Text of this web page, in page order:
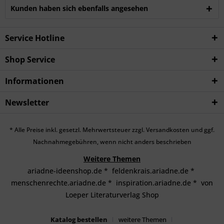
Kunden haben sich ebenfalls angesehen
Service Hotline
Shop Service
Informationen
Newsletter
* Alle Preise inkl. gesetzl. Mehrwertsteuer zzgl. Versandkosten und ggf.
Nachnahmegebühren, wenn nicht anders beschrieben
Weitere Themen
ariadne-ideenshop.de * feldenkrais.ariadne.de *
menschenrechte.ariadne.de * inspiration.ariadne.de * von
Loeper Literaturverlag Shop
Katalog bestellen weitere Themen